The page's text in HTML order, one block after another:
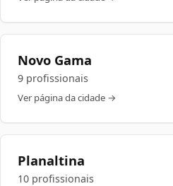
Novo Gama
9 profissionais
Ver página da cidade →
Planaltina
10 profissionais